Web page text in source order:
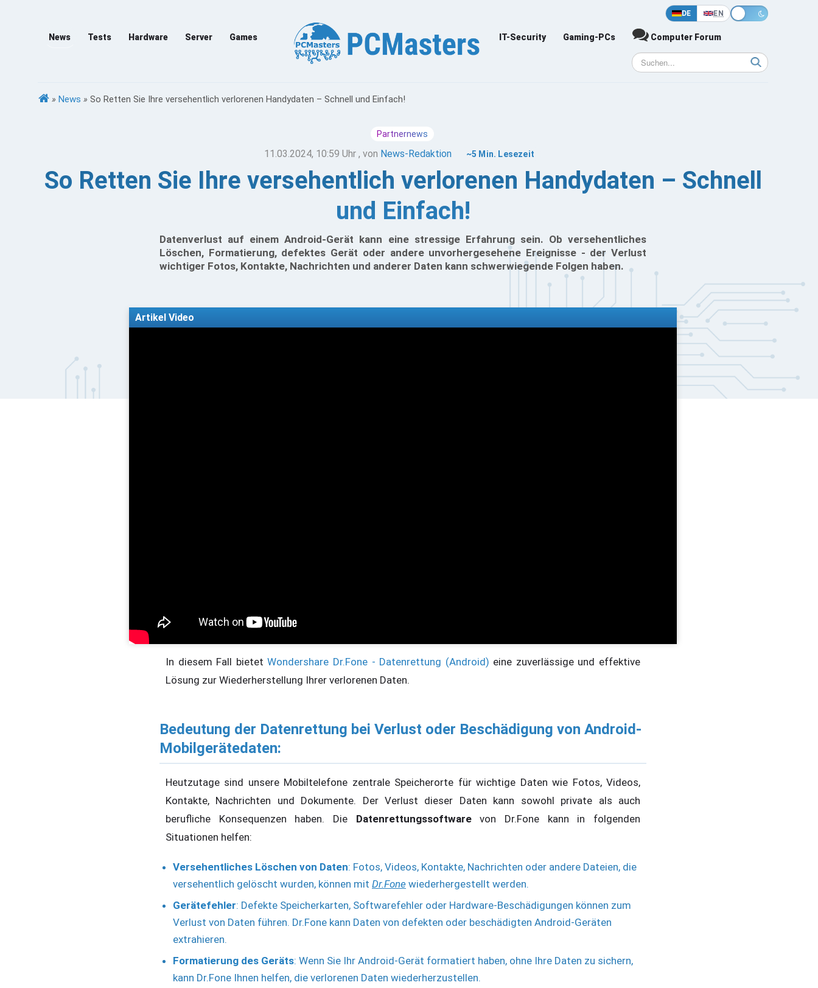
DE EN
News Tests Hardware Server Games IT-Security Gaming-PCs Computer Forum
» News » So Retten Sie Ihre versehentlich verlorenen Handydaten – Schnell und Einfach!
Partnernews
11.03.2024, 10:59 Uhr , von News-Redaktion ~5 Min. Lesezeit
So Retten Sie Ihre versehentlich verlorenen Handydaten – Schnell
und Einfach!
Datenverlust auf einem Android-Gerät kann eine stressige Erfahrung sein. Ob versehentliches
Löschen, Formatierung, defektes Gerät oder andere unvorhergesehene Ereignisse - der Verlust
wichtiger Fotos, Kontakte, Nachrichten und anderer Daten kann schwerwiegende Folgen haben.
Artikel Video
In diesem Fall bietetWondershare Dr.Fone - Datenrettung (Android) eine zuverlässige und effektive
Lösung zur Wiederherstellung Ihrer verlorenen Daten.
Bedeutung der Datenrettung bei Verlust oder Beschädigung von Android-
Mobilgerätedaten:
Heutzutage sind unsere Mobiltelefone zentrale Speicherorte für wichtige Daten wie Fotos, Videos,
Kontakte, Nachrichten und Dokumente. Der Verlust dieser Daten kann sowohl private als auch
berufliche Konsequenzen haben. Die Datenrettungssoftwarevon Dr.Fone kann in folgenden
Situationen helfen:
Versehentliches Löschen von Daten: Fotos, Videos, Kontakte, Nachrichten oder andere Dateien, die
versehentlich gelöscht wurden, können mit Dr.Fone wiederhergestellt werden.
Gerätefehler: Defekte Speicherkarten, Softwarefehler oder Hardware-Beschädigungen können zum
Verlust von Daten führen. Dr.Fone kann Daten von defekten oder beschädigten Android-Geräten
extrahieren.
Formatierung des Geräts: Wenn Sie Ihr Android-Gerät formatiert haben, ohne Ihre Daten zu sichern,
kann Dr.Fone Ihnen helfen, die verlorenen Daten wiederherzustellen.